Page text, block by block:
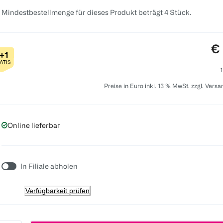
Mindestbestellmenge für dieses Produkt beträgt 4 Stück.
€
Preise in Euro inkl. 13 % MwSt. zzgl.
Online lieferbar
In Filiale abholen
Verfügbarkeit prüfen